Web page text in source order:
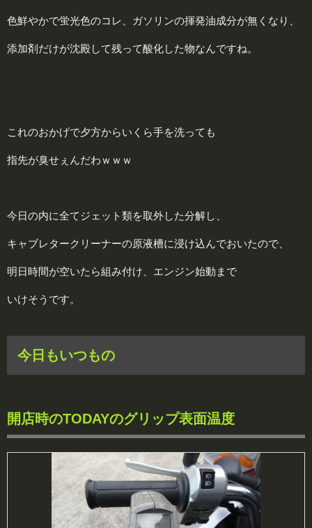
色鮮やかで蛍光色のコレ、ガソリンの揮発油成分が無くなり、
添加剤だけが沈殿して残って酸化した物なんですね。
これのおかげで夕方からいくら手を洗っても
指先が臭せぇんだわｗｗｗ
今日の内に全てジェット類を取外した分解し、
キャブレタークリーナーの原液槽に浸け込んでおいたので、
明日時間が空いたら組み付け、エンジン始動まで
いけそうです。
今日もいつもの
開店時のTODAYのグリップ表面温度